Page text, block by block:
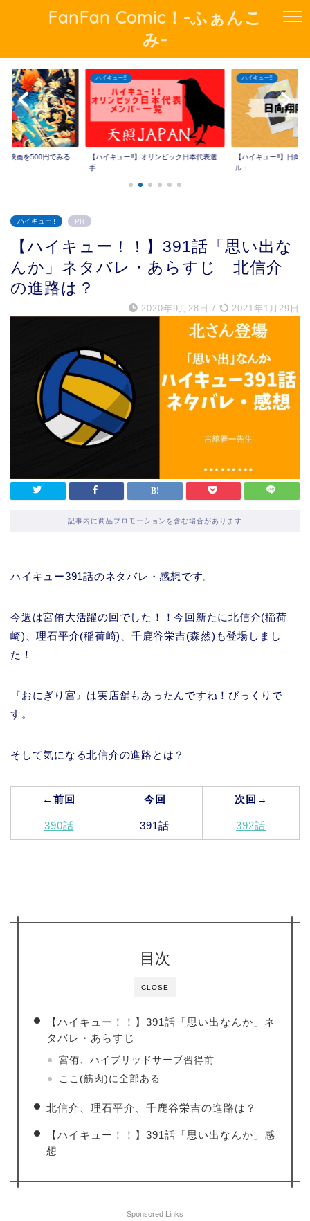
FanFan Comic！-ふぁんこ
み-
の映画を500円でみる
ハイキュー‼︎
【ハイキュー‼︎】オリンピック日本代表選
手...
ハイキュー‼︎
【ハイキュー‼︎】日向
ル・...
ハイキュー‼︎ PR
【ハイキュー！！】391話「思い出な
んか」ネタバレ・あらすじ 北信介
の進路は？
2020年9月28日 / 2021年1月29日
記事内に商品プロモーションを含む場合があります
ハイキュー391話のネタバレ・感想です。
今週は宮侑大活躍の回でした！！今回新たに北信介(稲荷
崎)、理石平介(稲荷崎)、千鹿谷栄吉(森然)も登場しまし
た！
『おにぎり宮』は実店舗もあったんですね！びっくりで
す。
そして気になる北信介の進路とは？
←前回 今回 次回→
390話 391話 392話
CLOSE
目次
【ハイキュー！！】391話「思い出なんか」ネ
タバレ・あらすじ
宮侑、ハイブリッドサーブ習得前
ここ(筋肉)に全部ある
北信介、理石平介、千鹿谷栄吉の進路は？
【ハイキュー！！】391話「思い出なんか」感
想
Sponsored Links